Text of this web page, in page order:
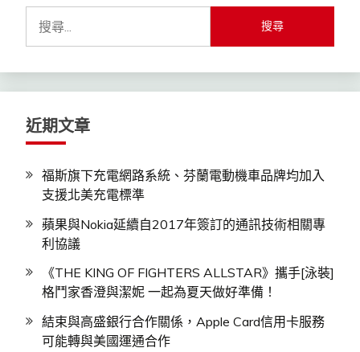
鍵
字:
近期文章
福斯旗下充電網路系統、芬蘭電動機車品牌均加入
支援北美充電標準
蘋果與Nokia延續自2017年簽訂的通訊技術相關專
利協議
《THE KING OF FIGHTERS ALLSTAR》攜手[泳裝]
格鬥家香澄與潔妮 一起為夏天做好準備！
結束與高盛銀行合作關係，Apple Card信用卡服務
可能轉與美國運通合作